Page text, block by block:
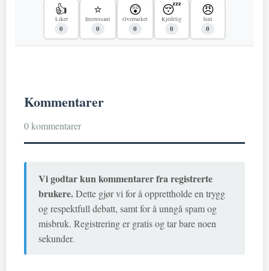
👍
Liker
0
⭐
Interessant
0
😲
Overrasket
0
😴
Kjedelig
0
😠
Sint
0
Kommentarer
0 kommentarer
Vi godtar kun kommentarer fra registrerte
brukere.Dette gjør vi for å opprettholde en trygg
og respektfull debatt, samt for å unngå spam og
misbruk. Registrering er gratis og tar bare noen
sekunder.